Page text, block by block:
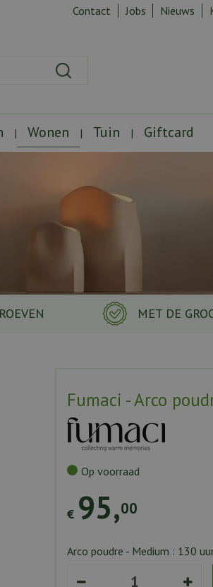
MET DE
Contact Jobs Nieuws
Wonen Tuin Giftcard
Fumaci - Arco
€ 95,00
Op voorraad
Arco poudre - Medium : 130